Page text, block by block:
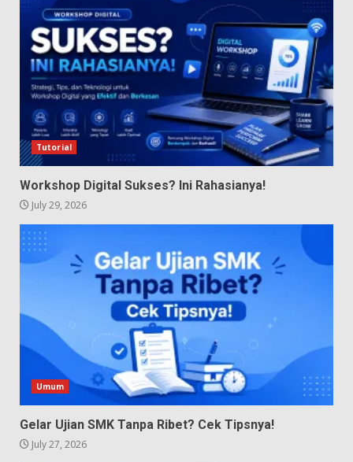
Tutorial
Workshop Digital Sukses? Ini Rahasianya!
July 29, 2026
Umum
Gelar Ujian SMK Tanpa Ribet? Cek Tipsnya!
July 27, 2026